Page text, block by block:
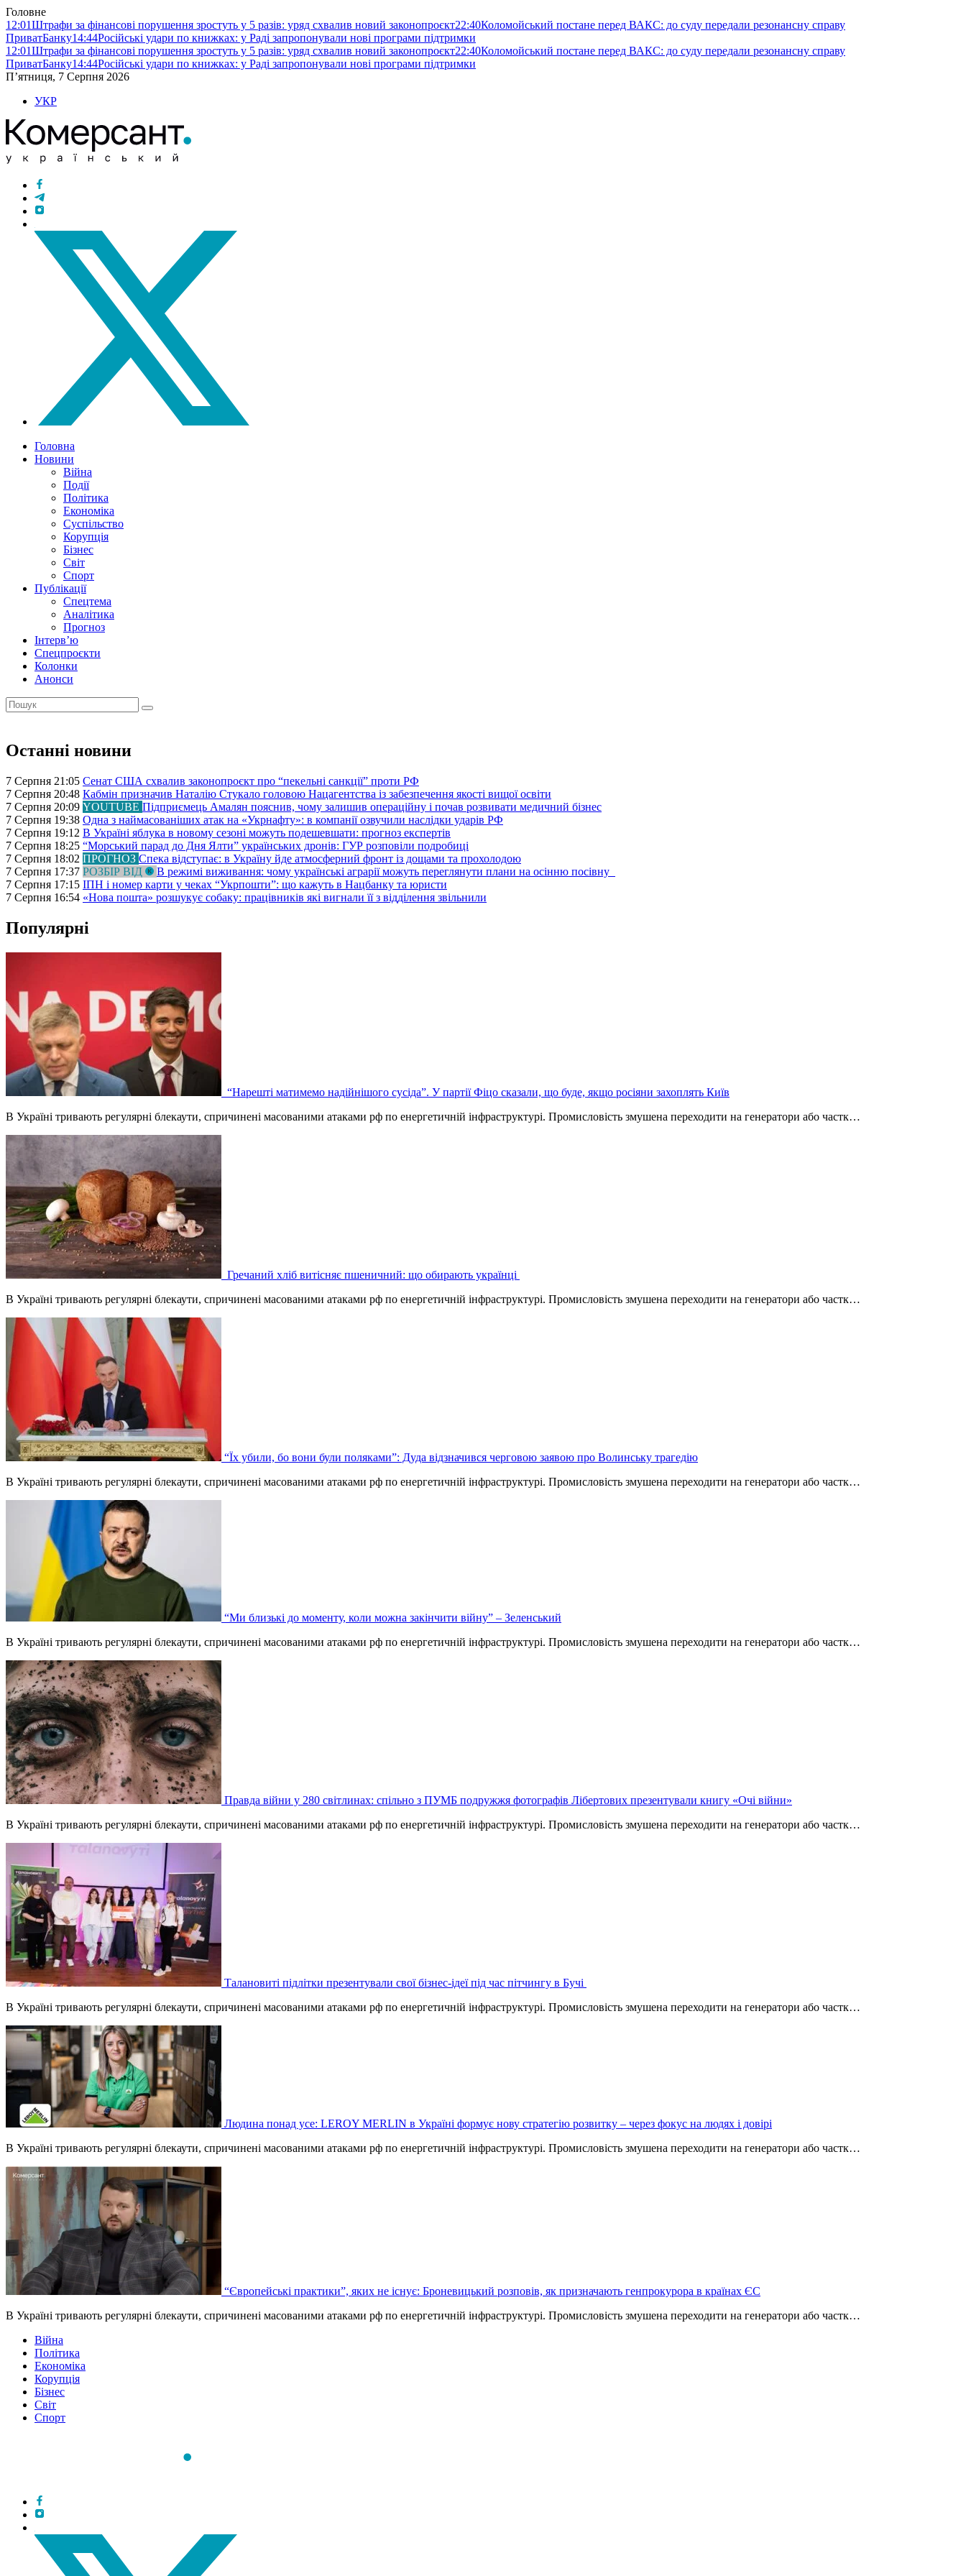
Головне
12:01Штрафи за фінансові порушення зростуть у 5 разів: уряд схвалив новий законопроєкт22:40Коломойський постане перед ВАКС: до суду передали резонансну справу
ПриватБанку14:44Російські удари по книжках: у Раді запропонували нові програми підтримки
12:01Штрафи за фінансові порушення зростуть у 5 разів: уряд схвалив новий законопроєкт22:40Коломойський постане перед ВАКС: до суду передали резонансну справу
ПриватБанку14:44Російські удари по книжках: у Раді запропонували нові програми підтримки
П’ятниця, 7 Серпня 2026
УКР
Головна
Новини
Війна
Події
Політика
Економіка
Суспільство
Корупція
Бізнес
Світ
Спорт
Публікації
Спецтема
Аналітика
Прогноз
Інтерв’ю
Спецпроєкти
Колонки
Анонси
Останні новини
7 Серпня 21:05 Сенат США схвалив законопроєкт про “пекельні санкції” проти РФ
7 Серпня 20:48 Кабмін призначив Наталію Стукало головою Нацагентства із забезпечення якості вищої освіти
7 Серпня 20:09 YOUTUBE Підприємець Амалян пояснив, чому залишив операційну і почав розвивати медичний бізнес
7 Серпня 19:38 Одна з наймасованіших атак на «Укрнафту»: в компанії озвучили наслідки ударів РФ
7 Серпня 19:12 В Україні яблука в новому сезоні можуть подешевшати: прогноз експертів
7 Серпня 18:25 “Морський парад до Дня Ялти” українських дронів: ГУР розповіли подробиці
7 Серпня 18:02 ПРОГНОЗ Спека відступає: в Україну йде атмосферний фронт із дощами та прохолодою
7 Серпня 17:37 РОЗБІР ВІД
В режимі виживання: чому українські аграрії можуть переглянути плани на осінню посівну
7 Серпня 17:15 ІПН і номер карти у чеках “Укрпошти”: що кажуть в Нацбанку та юристи
7 Серпня 16:54 «Нова пошта» розшукує собаку: працівників які вигнали її з відділення звільнили
Популярні
“Нарешті матимемо надійнішого сусіда”. У партії Фіцо сказали, що буде, якщо росіяни захоплять Київ
В Україні тривають регулярні блекаути, спричинені масованими атаками рф по енергетичній інфраструктурі. Промисловість змушена переходити на генератори або частк…
Гречаний хліб витісняє пшеничний: що обирають українці
В Україні тривають регулярні блекаути, спричинені масованими атаками рф по енергетичній інфраструктурі. Промисловість змушена переходити на генератори або частк…
“Їх убили, бо вони були поляками”: Дуда відзначився черговою заявою про Волинську трагедію
В Україні тривають регулярні блекаути, спричинені масованими атаками рф по енергетичній інфраструктурі. Промисловість змушена переходити на генератори або частк…
“Ми близькі до моменту, коли можна закінчити війну” – Зеленський
В Україні тривають регулярні блекаути, спричинені масованими атаками рф по енергетичній інфраструктурі. Промисловість змушена переходити на генератори або частк…
Правда війни у 280 світлинах: спільно з ПУМБ подружжя фотографів Лібертових презентували книгу «Очі війни»
В Україні тривають регулярні блекаути, спричинені масованими атаками рф по енергетичній інфраструктурі. Промисловість змушена переходити на генератори або частк…
Талановиті підлітки презентували свої бізнес-ідеї під час пітчингу в Бучі
В Україні тривають регулярні блекаути, спричинені масованими атаками рф по енергетичній інфраструктурі. Промисловість змушена переходити на генератори або частк…
Людина понад усе: LEROY MERLIN в Україні формує нову стратегію розвитку – через фокус на людях і довірі
В Україні тривають регулярні блекаути, спричинені масованими атаками рф по енергетичній інфраструктурі. Промисловість змушена переходити на генератори або частк…
“Європейські практики”, яких не існує: Броневицький розповів, як призначають генпрокурора в країнах ЄС
В Україні тривають регулярні блекаути, спричинені масованими атаками рф по енергетичній інфраструктурі. Промисловість змушена переходити на генератори або частк…
Війна
Політика
Економіка
Корупція
Бізнес
Світ
Спорт